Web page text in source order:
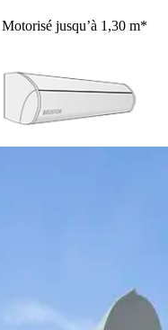
Motorisé jusqu’à 1,30 m*